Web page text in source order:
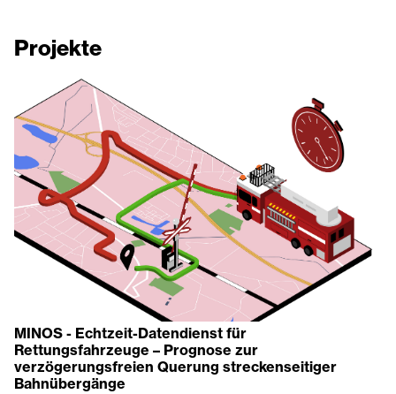
Projekte
MINOS - Echtzeit-Datendienst für
Rettungsfahrzeuge – Prognose zur
verzögerungsfreien Querung streckenseitiger
Bahnübergänge